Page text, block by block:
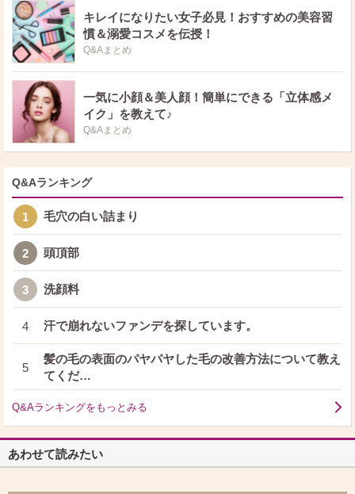
キレイになりたい女子必見！おすすめの美容習
慣＆溺愛コスメを伝授！
Q&Aまとめ
一気に小顔＆美人顔！簡単にできる「立体感メ
イク」を教えて♪
Q&Aまとめ
Q&Aランキング
1 毛穴の白い詰まり
2 頭頂部
3 洗顔料
4 汗で崩れないファンデを探しています。
5
髪の毛の表面のパヤパヤした毛の改善方法について教え
てくだ…
Q&Aランキングをもっとみる
あわせて読みたい